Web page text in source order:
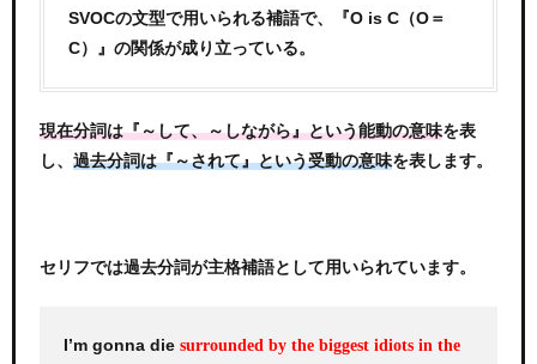
SVOCの文型で用いられる補語で、『O is C（O＝
C）』の関係が成り立っている。
現在分詞は『～して、～しながら』という能動の意味を表
し、 過去分詞は『～されて』という受動の意味を表します。
セリフでは過去分詞が主格補語として用いられています。
I’m gonna die surrounded by the biggest idiots in the